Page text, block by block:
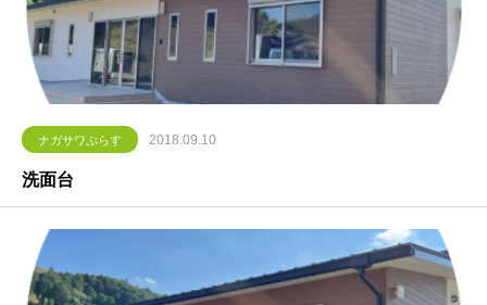
ナガサワぷらす 2018.09.10
洗面台